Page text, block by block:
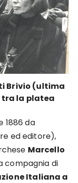
Brivio (ultima
la platea
1886 da
ed editore),
Marcello
compagnia di
Italiana a